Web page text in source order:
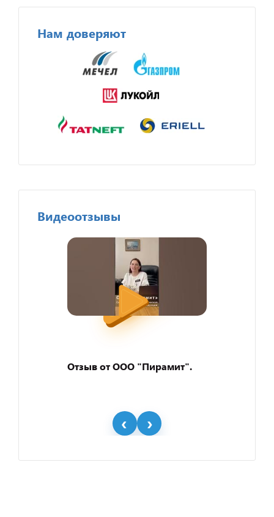
Нам доверяют
Видеоотзывы
Отзыв от ООО "Пирамит".